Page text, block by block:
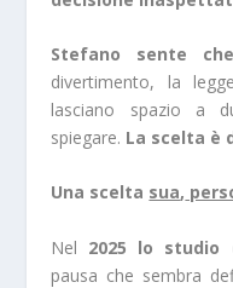
Stefano sente
divertimento, la
lasciano spazio a
spiegare. La scelta è
Una scelta sua,
Nel 2025 lo studio
pausa che sembra